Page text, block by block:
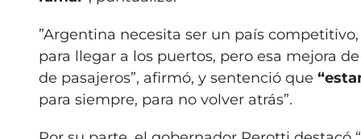
”Argentina necesita ser un país
para llegar a los puertos, pero esa mejora
de pasajeros”, afirmó, y sentenció que
para siempre, para no volver atrás”.